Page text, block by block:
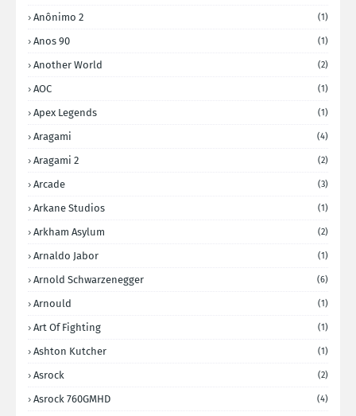
Anônimo 2 (1)
Anos 90 (1)
Another World (2)
AOC (1)
Apex Legends (1)
Aragami (4)
Aragami 2 (2)
Arcade (3)
Arkane Studios (1)
Arkham Asylum (2)
Arnaldo Jabor (1)
Arnold Schwarzenegger (6)
Arnould (1)
Art Of Fighting (1)
Ashton Kutcher (1)
Asrock (2)
Asrock 760GMHD (4)